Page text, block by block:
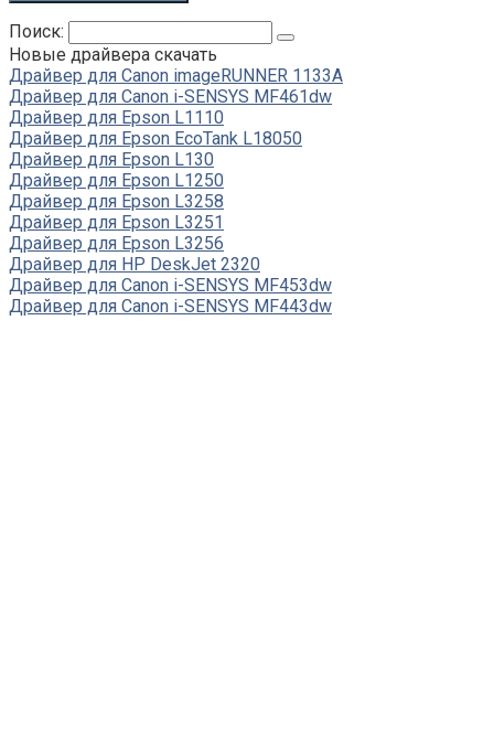
Поиск:
Новые драйвера скачать
Драйвер для Canon imageRUNNER 1133A
Драйвер для Canon i-SENSYS MF461dw
Драйвер для Epson L1110
Драйвер для Epson EcoTank L18050
Драйвер для Epson L130
Драйвер для Epson L1250
Драйвер для Epson L3258
Драйвер для Epson L3251
Драйвер для Epson L3256
Драйвер для HP DeskJet 2320
Драйвер для Canon i-SENSYS MF453dw
Драйвер для Canon i-SENSYS MF443dw